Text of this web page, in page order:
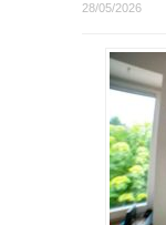
28/05/2026